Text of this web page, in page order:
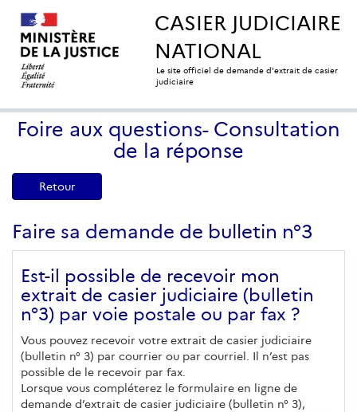
CASIER JUDICIAIRE
NATIONAL
Le site officiel de demande d'extrait de casier
judiciaire
Foire aux questions- Consultation
de la réponse
Retour
Faire sa demande de bulletin n°3
Est-il possible de recevoir mon
extrait de casier judiciaire (bulletin
n°3) par voie postale ou par fax ?
Vous pouvez recevoir votre extrait de casier judiciaire
(bulletin n° 3) par courrier ou par courriel. Il n’est pas
possible de le recevoir par fax.
Lorsque vous compléterez le formulaire en ligne de
demande d’extrait de casier judiciaire (bulletin n° 3),